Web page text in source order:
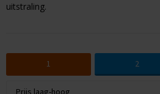
Huis & Lifestyle
Auto & Veiligheid
uitstraling.
1 2